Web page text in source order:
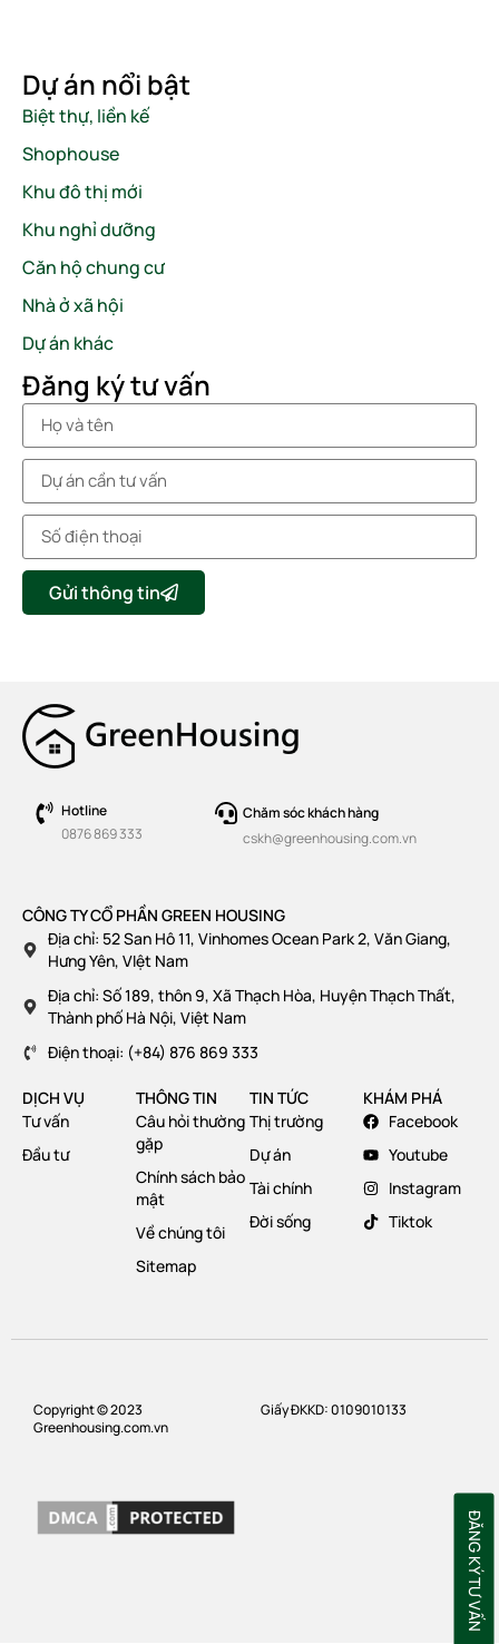
Dự án nổi bật
Biệt thự, liền kế
Shophouse
Khu đô thị mới
Khu nghỉ dưỡng
Căn hộ chung cư
Nhà ở xã hội
Dự án khác
Đăng ký tư vấn
Gửi thông tin
Hotline
0876 869 333
Chăm sóc khách hàng
cskh@greenhousing.com.vn
CÔNG TY CỔ PHẦN GREEN HOUSING
Địa chỉ: 52 San Hô 11, Vinhomes Ocean Park 2, Văn Giang,
Hưng Yên, VIệt Nam
Địa chỉ: Số 189, thôn 9, Xã Thạch Hòa, Huyện Thạch Thất,
Thành phố Hà Nội, Việt Nam
Điện thoại: (+84) 876 869 333
DỊCH VỤ
Tư vấn
Đầu tư
THÔNG TIN
Câu hỏi thường
gặp
Chính sách bảo
mật
Về chúng tôi
Sitemap
TIN TỨC
Thị trường
Dự án
Tài chính
Đời sống
KHÁM PHÁ
Facebook
Youtube
Instagram
Tiktok
Copyright © 2023
Greenhousing.com.vn
Giấy ĐKKD: 0109010133
ĐĂNG KÝ TƯ VẤN